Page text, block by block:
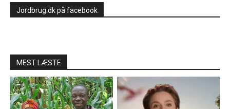
Jordbrug.dk på facebook
MEST LÆSTE